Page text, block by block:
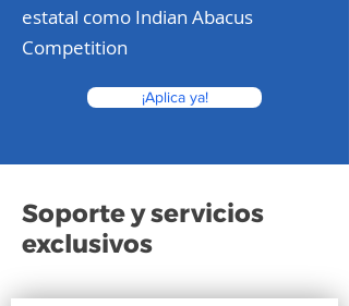
estatal como Indian Abacus
Competition
¡Aplica ya!
Soporte y servicios
exclusivos